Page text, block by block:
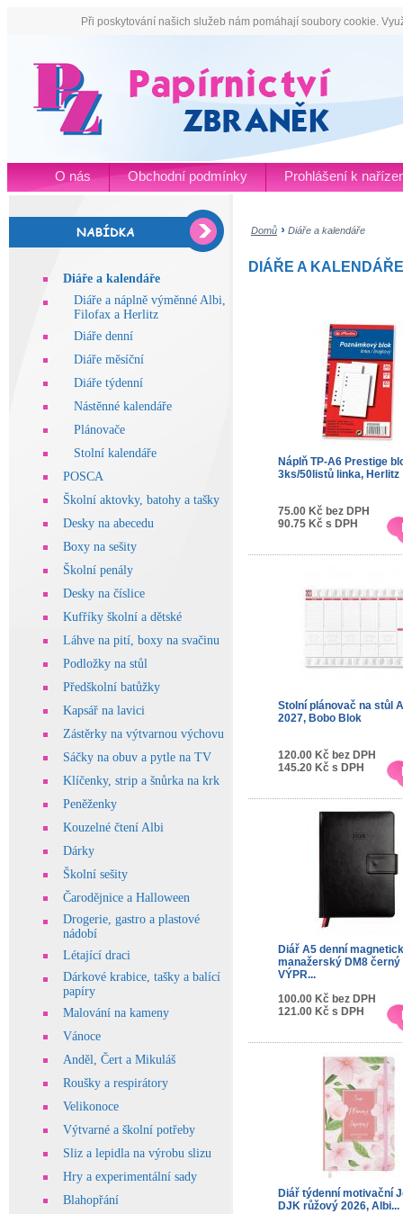
Při poskytování našich služeb nám pomáhají soubory cookie.
O nás Obchodní podmínky Prohlášení k
Diáře a kalendáře
Diáře a náplně výměnné Albi,
Filofax a Herlitz
Diáře denní
Diáře měsíční
Diáře týdenní
Nástěnné kalendáře
Plánovače
Stolní kalendáře
POSCA
Školní aktovky, batohy a tašky
Desky na abecedu
Boxy na sešity
Školní penály
Desky na číslice
Kufříky školní a dětské
Láhve na pití, boxy na svačinu
Podložky na stůl
Předškolní batůžky
Kapsář na lavici
Zástěrky na výtvarnou výchovu
Sáčky na obuv a pytle na TV
Klíčenky, strip a šnůrka na krk
Peněženky
Kouzelné čtení Albi
Dárky
Školní sešity
Čarodějnice a Halloween
Drogerie, gastro a plastové
nádobí
Létající draci
Dárkové krabice, tašky a balící
papíry
Malování na kameny
Vánoce
Anděl, Čert a Mikuláš
Roušky a respirátory
Velikonoce
Výtvarné a školní potřeby
Sliz a lepidla na výrobu slizu
Hry a experimentální sady
Blahopřání
Domů Diáře a kalendáře
DIÁŘE A KALENDÁŘE
Náplň TP-A6 Prestige
3ks/50listů linka, Herlitz
75.00 Kč bez DPH
90.75 Kč s DPH
Stolní plánovač na stůl
2027, Bobo Blok
120.00 Kč bez DPH
145.20 Kč s DPH
Diář A5 denní
manažerský DM8 černý
VÝPR...
100.00 Kč bez DPH
121.00 Kč s DPH
Diář týdenní motivační
DJK růžový 2026, Albi...